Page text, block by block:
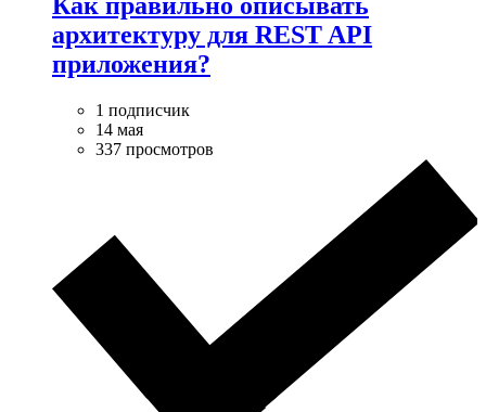
архитектуру для REST API
приложения?
1 подписчик
14 мая
337 просмотров